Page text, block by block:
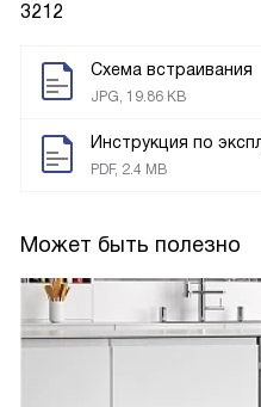
3212
Схема встраивания
JPG, 19.86 KB
Инструкция по
PDF, 2.4 MB
Может быть полезно